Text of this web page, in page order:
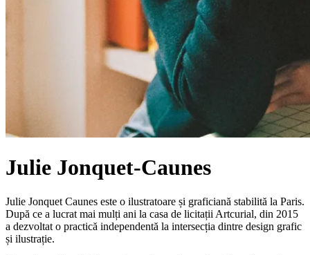
Julie Jonquet-Caunes
Julie Jonquet Caunes este o ilustratoare și graficiană stabilită la Paris.
După ce a lucrat mai mulți ani la casa de licitații Artcurial, din 2015
a dezvoltat o practică independentă la intersecția dintre design grafic
și ilustrație.